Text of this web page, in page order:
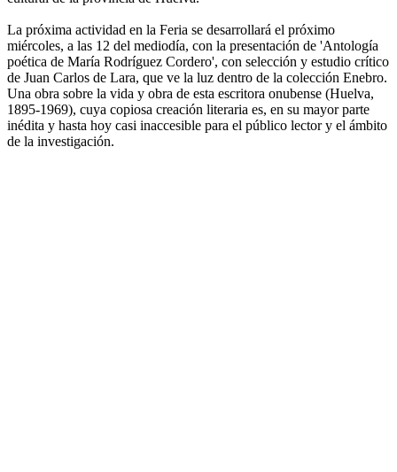
La próxima actividad en la Feria se desarrollará el próximo
miércoles, a las 12 del mediodía, con la presentación de 'Antología
poética de María Rodríguez Cordero', con selección y estudio crítico
de Juan Carlos de Lara, que ve la luz dentro de la colección Enebro.
Una obra sobre la vida y obra de esta escritora onubense (Huelva,
1895-1969), cuya copiosa creación literaria es, en su mayor parte
inédita y hasta hoy casi inaccesible para el público lector y el ámbito
de la investigación.